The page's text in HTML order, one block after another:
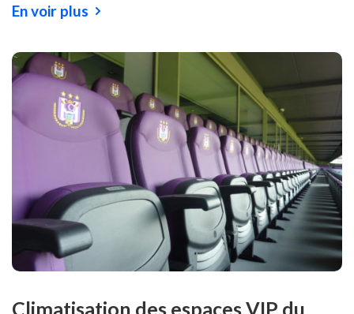
En voir plus
Climatisation des espaces VIP du